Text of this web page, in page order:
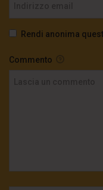
Rendi anonima
Commento